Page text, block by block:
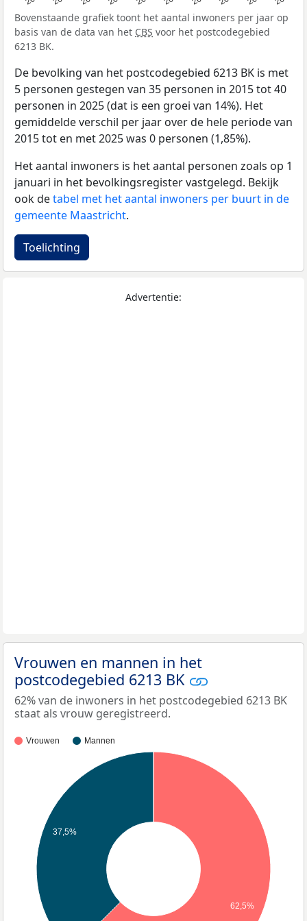
Bovenstaande grafiek toont het aantal inwoners per jaar op
basis van de data van het CBS voor het postcodegebied
6213 BK.
De bevolking van het postcodegebied 6213 BK is met
5 personen gestegen van 35 personen in 2015 tot 40
personen in 2025 (dat is een groei van 14%). Het
gemiddelde verschil per jaar over de hele periode van
2015 tot en met 2025 was 0 personen (1,85%).
Het aantal inwoners is het aantal personen zoals op 1
januari in het bevolkingsregister vastgelegd. Bekijk
ook detabel met het aantal inwoners per buurt in de
gemeente Maastricht.
Toelichting
Advertentie:
Vrouwen en mannen in het
postcodegebied 6213 BK
62% van de inwoners in het postcodegebied 6213 BK
staat als vrouw geregistreerd.
Vrouwen Mannen
37,5%
62,5%